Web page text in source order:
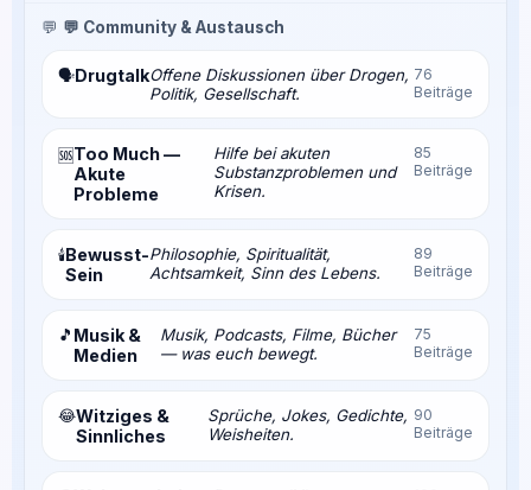
💬 💬 Community & Austausch
🗣️DrugtalkOffene Diskussionen über Drogen,
Politik, Gesellschaft.
76
Beiträge
🆘Too Much —
Akute
Probleme
Hilfe bei akuten
Substanzproblemen und
Krisen.
85
Beiträge
🕯️Bewusst-
Sein
Philosophie, Spiritualität,
Achtsamkeit, Sinn des Lebens.
89
Beiträge
🎵 Musik &
Medien
Musik, Podcasts, Filme, Bücher
— was euch bewegt.
75
Beiträge
😂Witziges &
Sinnliches
Sprüche, Jokes, Gedichte,
Weisheiten.
90
Beiträge